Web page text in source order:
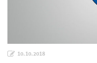
10.10.2018